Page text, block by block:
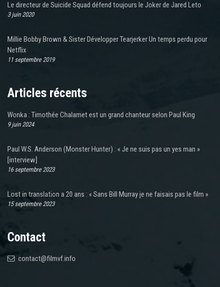
Le directeur de Suicide Squad défend toujours le Joker de Jared Leto
3 juin 2020
Millie Bobby Brown & Sister Développer Tearjerker Un temps perdu pour
Netflix
11 septembre 2019
Articles récents
Wonka : Timothée Chalamet est un grand chanteur selon Paul King
9 juin 2024
Paul W.S. Anderson (Monster Hunter) : « Je ne suis pas un yes man »
[interview]
16 septembre 2023
Lost in translation a 20 ans : « Sans Bill Murray je ne faisais pas le film »
15 septembre 2023
Contact
contact@filmvf.info